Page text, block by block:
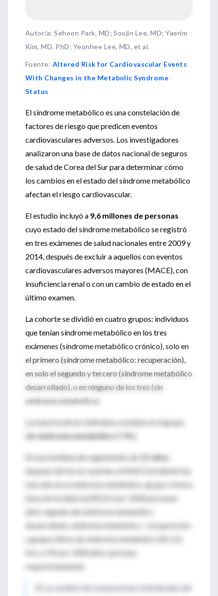
Autor/a: Sehoon Park, MD; Soojin Lee, MD; Yaerim
Kim, MD, PhD; Yeonhee Lee, MD, et al.
Fuente: Altered Risk for Cardiovascular Events
With Changes in the Metabolic Syndrome
Status
El síndrome metabólico es una constelación de
factores de riesgo que predicen eventos
cardiovasculares adversos. Los investigadores
analizaron una base de datos nacional de seguros
de salud de Corea del Sur para determinar cómo
los cambios en el estado del síndrome metabólico
afectan el riesgo cardiovascular.
El estudio incluyó a 9,6 millones de personas
cuyo estado del síndrome metabólico se registró
en tres exámenes de salud nacionales entre 2009 y
2014, después de excluir a aquellos con eventos
cardiovasculares adversos mayores (MACE), con
insuficiencia renal o con un cambio de estado en el
último examen.
La cohorte se dividió en cuatro grupos: individuos
que tenían síndrome metabólico en los tres
exámenes (síndrome metabólico crónico), solo en
el primero (síndrome metabólico: recuperación),
en solo el segundo y tercero (síndrome metabólico
desarrollado), o en ninguno de los tres (sin
síndrome metabólico).
La mayoría de los individuos estaban en el grupo
sin síndrome metabólico (73%).
En una mediana de seguimiento de
3.5 años
después del tercer examen, el MACE incidente fue
más alto en el síndrome metabólico: grupo crónico
(tasa de incidencia [IR], 8.5 por 1000 personas-
año), seguido del síndrome metabólico
desarrollado, síndrome metabólico –recuperación
y grupos libres de síndrome metabólico (IR, 6.0,
4.6 y 1.95 por 1000 años-persona,
respectivamente).
En un análisis de componentes individuales del